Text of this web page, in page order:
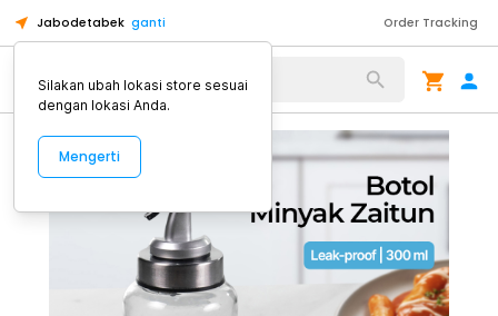
Jabodetabek ganti Order Tracking
Alat Kopi
Silakan ubah lokasi store sesuai
dengan lokasi Anda.
Mengerti